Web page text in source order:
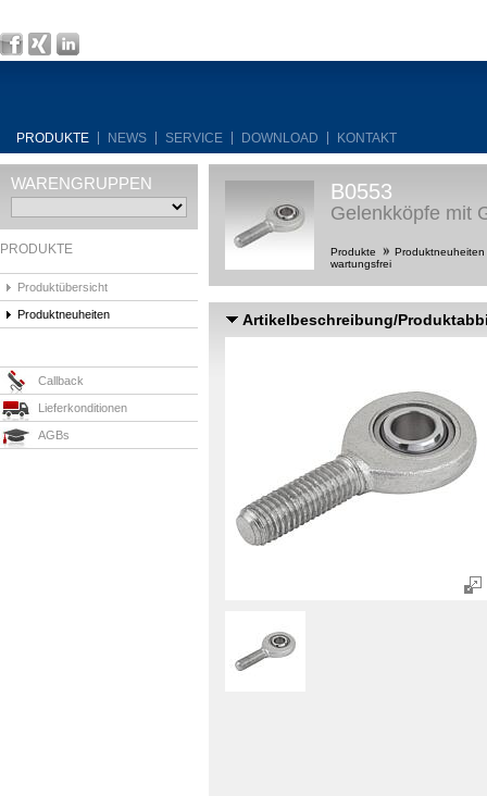
PRODUKTE NEWS SERVICE DOWNLOAD KONTAKT
WARENGRUPPEN
PRODUKTE
Produktübersicht
Produktneuheiten
Callback
Lieferkonditionen
AGBs
B0553
Gelenkköpfe mit
Produkte
Produktneuheiten
wartungsfrei
Artikelbeschreibung/